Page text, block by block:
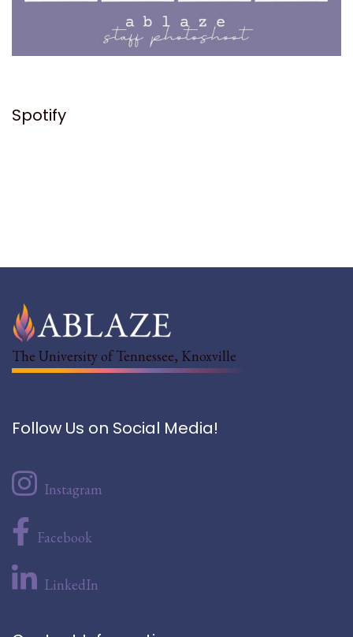
Spotify
The University of Tennessee, Knoxville
Follow Us on Social Media!
Instagram
Facebook
LinkedIn